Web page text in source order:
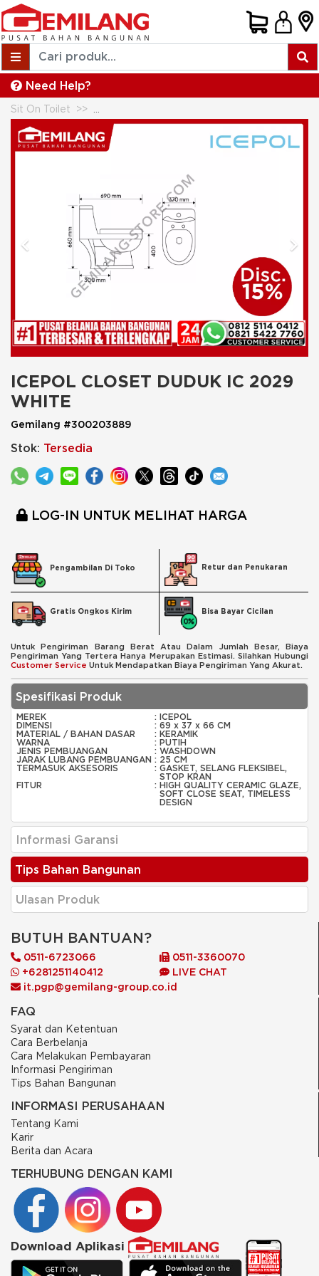
Need Help?
Sit On Toilet
Previous Next
ICEPOL CLOSET DUDUK IC 2029
WHITE
Gemilang #300203889
Stok: Tersedia
LOG-IN UNTUK MELIHAT HARGA
Pengambilan Di Toko Retur dan Penukaran
Gratis Ongkos Kirim Bisa Bayar Cicilan
Untuk Pengiriman Barang Berat Atau Dalam Jumlah Besar, Biaya
Pengiriman Yang Tertera Hanya Merupakan Estimasi. Silahkan Hubungi
Customer Service Untuk Mendapatkan Biaya Pengiriman Yang Akurat.
Spesifikasi Produk
MEREK : ICEPOL
DIMENSI
: 69 x 37 x 66 CM
MATERIAL / BAHAN DASAR
: KERAMIK
WARNA
: PUTIH
JENIS PEMBUANGAN
: WASHDOWN
JARAK LUBANG PEMBUANGAN : 25 CM
TERMASUK AKSESORIS
: GASKET, SELANG FLEKSIBEL,
STOP KRAN
FITUR
: HIGH QUALITY CERAMIC GLAZE,
SOFT CLOSE SEAT, TIMELESS
DESIGN
Informasi Garansi
Tips Bahan Bangunan
Ulasan Produk
BUTUH BANTUAN?
0511-6723066
0511-3360070
+6281251140412
LIVE CHAT
it.pgp@gemilang-group.co.id
FAQ
Syarat dan Ketentuan
Cara Berbelanja
Cara Melakukan Pembayaran
Informasi Pengiriman
Tips Bahan Bangunan
INFORMASI PERUSAHAAN
Tentang Kami
Karir
Berita dan Acara
TERHUBUNG DENGAN KAMI
Download Aplikasi